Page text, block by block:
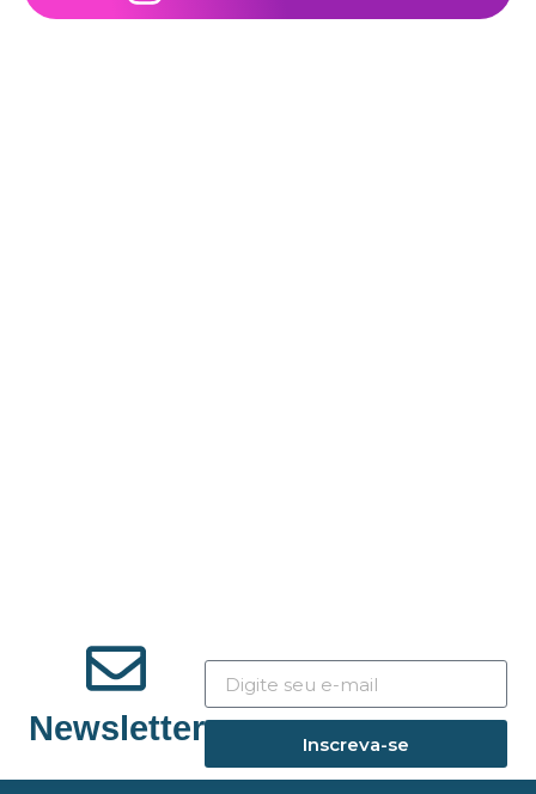
Newsletter Inscreva-se